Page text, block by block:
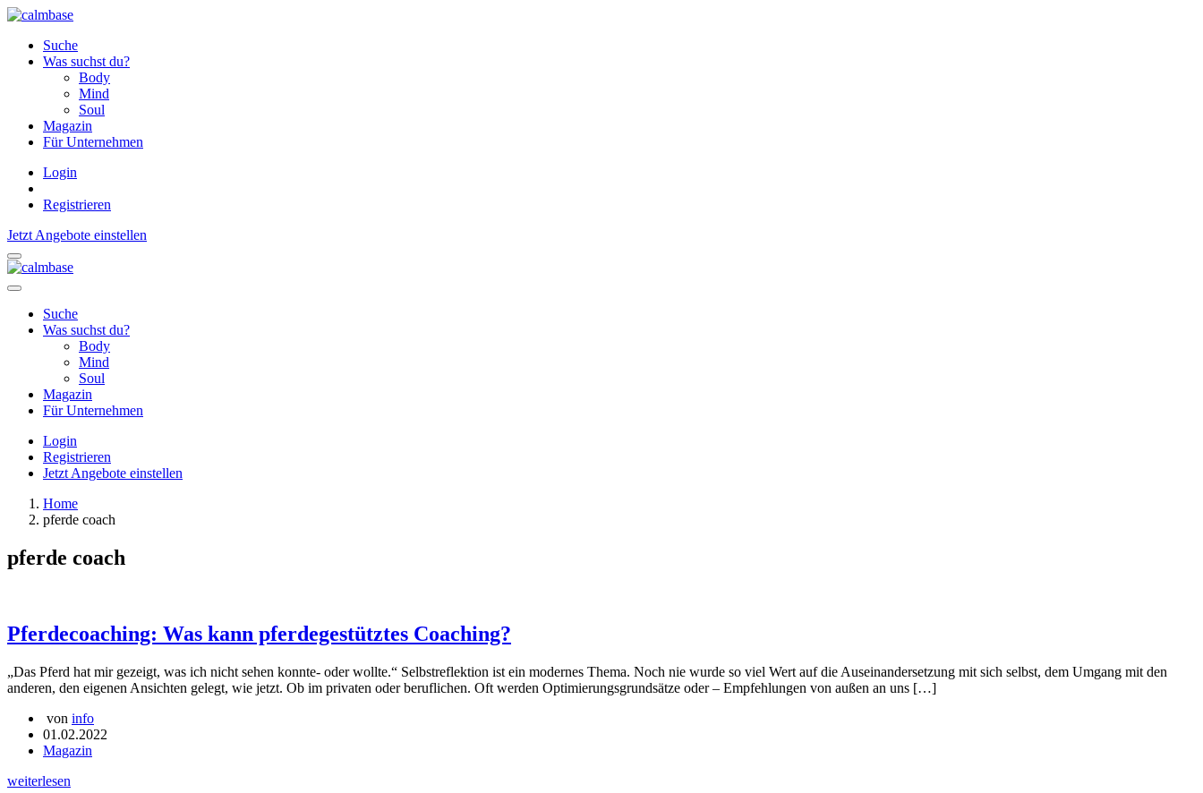
Suche
Was suchst du?
Body
Mind
Soul
Magazin
Für Unternehmen
Login
Registrieren
Jetzt Angebote einstellen
Suche
Was suchst du?
Body
Mind
Soul
Magazin
Für Unternehmen
Login
Registrieren
Jetzt Angebote einstellen
Home
pferde coach
pferde coach
Pferdecoaching: Was kann pferdegestütztes Coaching?
„Das Pferd hat mir gezeigt, was ich nicht sehen konnte- oder wollte.“ Selbstreflektion ist ein modernes Thema. Noch nie wurde so viel Wert auf die Auseinandersetzung mit sich selbst, dem Umgang mit den
anderen, den eigenen Ansichten gelegt, wie jetzt. Ob im privaten oder beruflichen. Oft werden Optimierungsgrundsätze oder – Empfehlungen von außen an uns […]
von info
01.02.2022
Magazin
weiterlesen